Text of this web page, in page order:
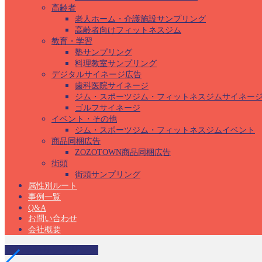
高齢者
老人ホーム・介護施設サンプリング
高齢者向けフィットネスジム
教育・学習
塾サンプリング
料理教室サンプリング
デジタルサイネージ広告
歯科医院サイネージ
ジム・スポーツジム・フィットネスジムサイネー
ゴルフサイネージ
イベント・その他
ジム・スポーツジム・フィットネスジムイベント
商品同梱広告
ZOZOTOWN商品同梱広告
街頭
街頭サンプリング
属性別ルート
事例一覧
Q&A
お問い合わせ
会社概要
専門学校サンプリング